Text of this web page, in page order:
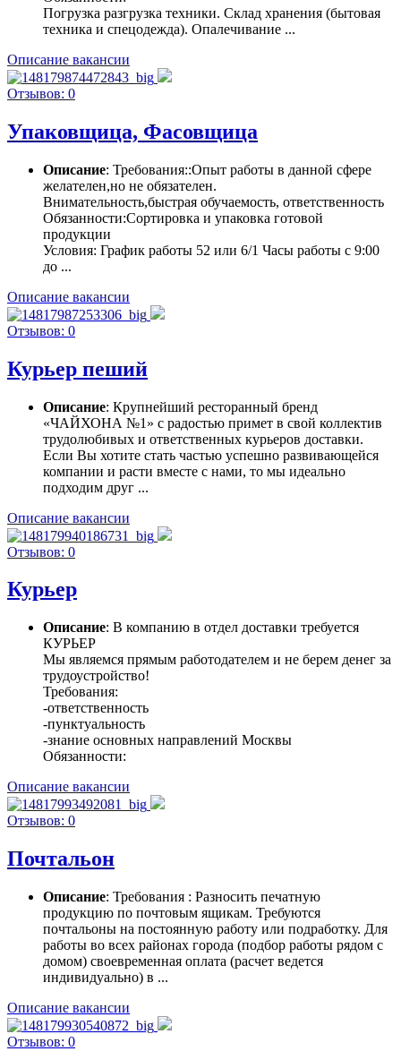
Погрузка разгрузка техники. Склад хранения (бытовая
техника и спецодежда). Опалечивание ...
Описание вакансии
Отзывов: 0
Упаковщица, Фасовщица
Описание: Требования::Опыт работы в данной сфере
желателен,но не обязателен.
Внимательность,быстрая обучаемость, ответственность
Обязанности:Сортировка и упаковка готовой
продукции
Условия: График работы 52 или 6/1 Часы работы с 9:00
до ...
Описание вакансии
Отзывов: 0
Курьер пеший
Описание: Крупнейший ресторанный бренд
«ЧАЙХОНА №1» с радостью примет в свой коллектив
трудолюбивых и ответственных курьеров доставки.
Если Вы хотите стать частью успешно развивающейся
компании и расти вместе с нами, то мы идеально
подходим друг ...
Описание вакансии
Отзывов: 0
Курьер
Описание: В компанию в отдел доставки требуется
КУРЬЕР
Мы являемся прямым работодателем и не берем денег за
трудоустройство!
Требования:
-ответственность
-пунктуальность
-знание основных направлений Москвы
Обязанности:
Описание вакансии
Отзывов: 0
Почтальон
Описание: Требования : Разносить печатную
продукцию по почтовым ящикам. Требуются
почтальоны на постоянную работу или подработку. Для
работы во всех районах города (подбор работы рядом с
домом) своевременная оплата (расчет ведется
индивидуально) в ...
Описание вакансии
Отзывов: 0